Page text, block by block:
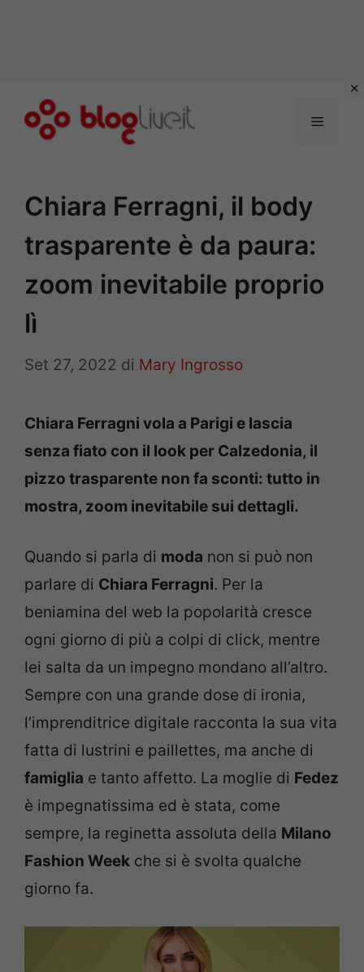
Menu
Chiara Ferragni, il body
trasparente è da paura:
zoom inevitabile proprio
lì
Set 27, 2022 di Mary Ingrosso
Chiara Ferragni vola a Parigi e lascia
senza fiato con il look per Calzedonia, il
pizzo trasparente non fa sconti: tutto in
mostra, zoom inevitabile sui dettagli.
Quando si parla di moda non si può non
parlare di Chiara Ferragni. Per la
beniamina del web la popolarità cresce
ogni giorno di più a colpi di click, mentre
lei salta da un impegno mondano all’altro.
Sempre con una grande dose di ironia,
l’imprenditrice digitale racconta la sua vita
fatta di lustrini e paillettes, ma anche di
famiglia e tanto affetto. La moglie di Fedez
è impegnatissima ed è stata, come
sempre, la reginetta assoluta della Milano
Fashion Week che si è svolta qualche
giorno fa.